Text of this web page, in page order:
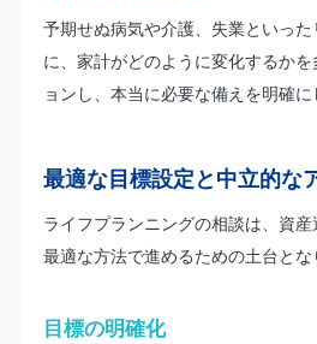
予期せぬ病気や介護、失業といっ
に、家計がどのように変化するか
ョンし、本当に必要な備えを明確に
最適な目標設定と中立的な
ライフプランニングの相談は、資
最適な方法で進めるための土台とな
目標の明確化